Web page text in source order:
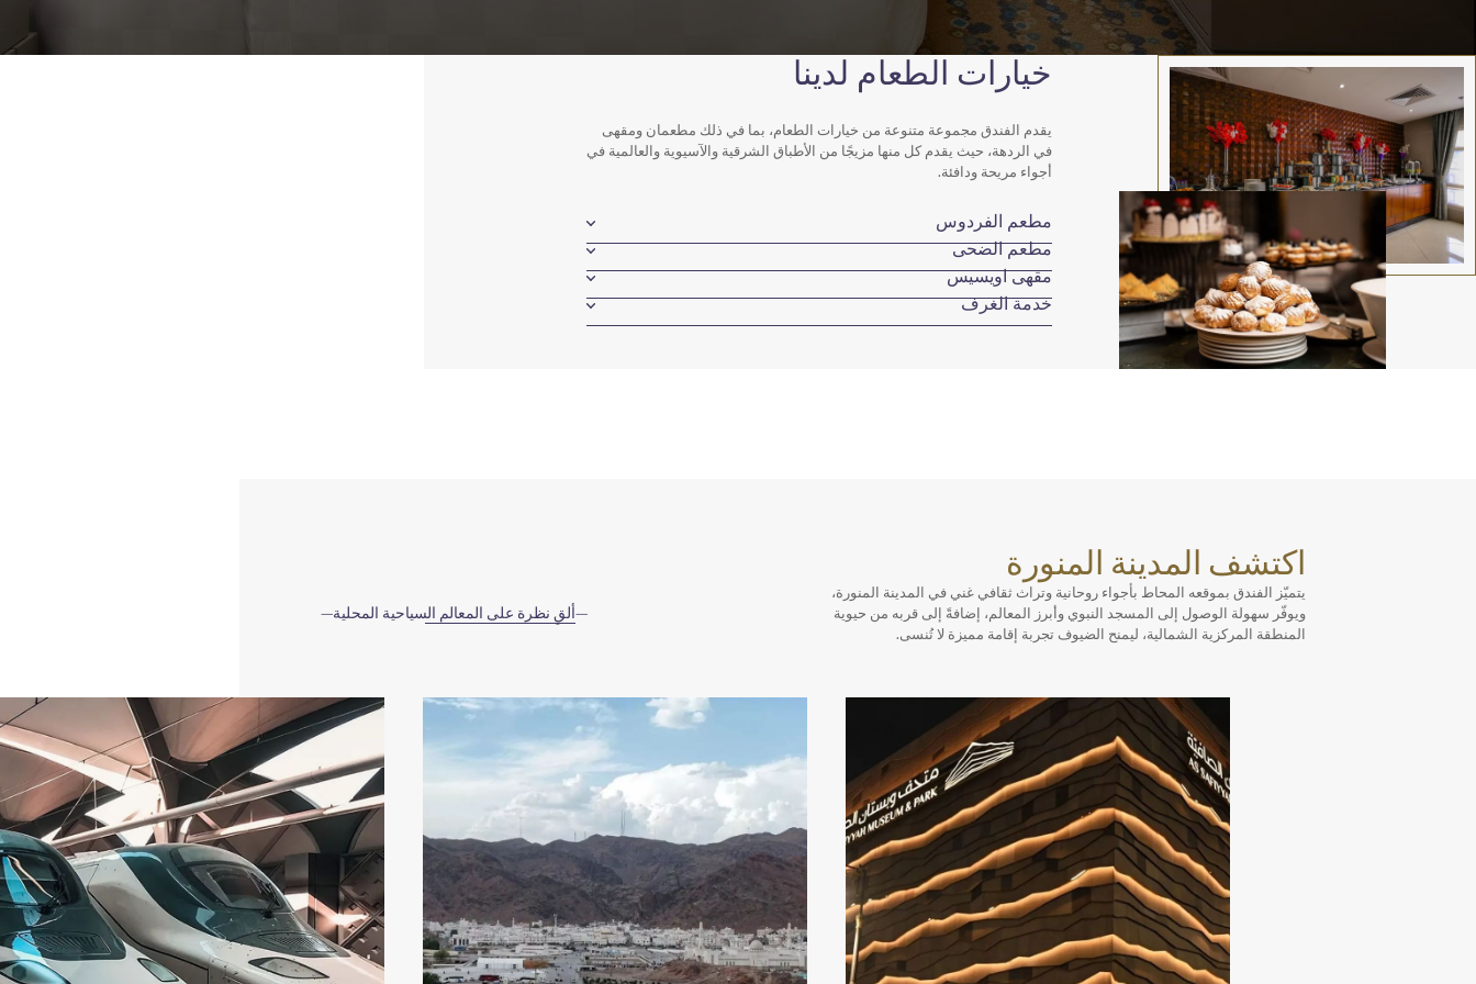
خيارات الطعام لدينا
يقدم الفندق مجموعة متنوعة من خيارات الطعام، بما في ذلك مطعمان ومقهى
في الردهة، حيث يقدم كل منها مزيجًا من الأطباق الشرقية والآسيوية والعالمية في
أجواء مريحة ودافئة.
مطعم الفردوس
مطعم الضحى
مقهى اويسيس
خدمة الغرف
اكتشف المدينة المنورة
يتميّز الفندق بموقعه المحاط بأجواء روحانية وتراث ثقافي غني في المدينة المنورة،
ويوفّر سهولة الوصول إلى المسجد النبوي وأبرز المعالم، إضافةً إلى قربه من حيوية
المنطقة المركزية الشمالية، ليمنح الضيوف تجربة إقامة مميزة لا تُنسى.
ألقِ نظرة على المعالم السياحية المحلية